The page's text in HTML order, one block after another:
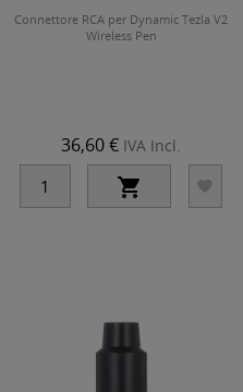
Connettore RCA per Dynamic Tezla V2
Wireless Pen
36,60 € IVA Incl.
 